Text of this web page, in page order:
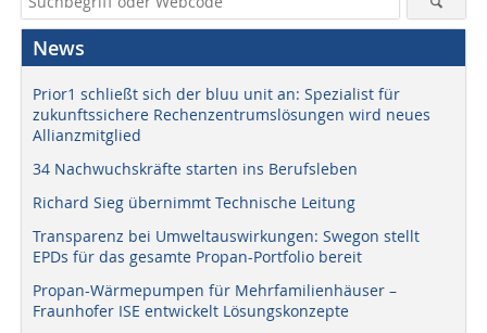
News
Prior1 schließt sich der bluu unit an: Spezialist für
zukunftssichere Rechenzentrumslösungen wird neues
Allianzmitglied
34 Nachwuchskräfte starten ins Berufsleben
Richard Sieg übernimmt Technische Leitung
Transparenz bei Umweltauswirkungen: Swegon stellt
EPDs für das gesamte Propan-Portfolio bereit
Propan-Wärmepumpen für Mehrfamilienhäuser –
Fraunhofer ISE entwickelt Lösungskonzepte